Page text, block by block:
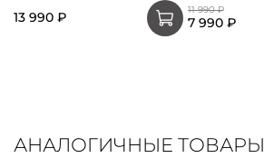
13 990 ₽
11 990 ₽
7 990 ₽
АНАЛОГИЧНЫЕ ТОВАРЫ